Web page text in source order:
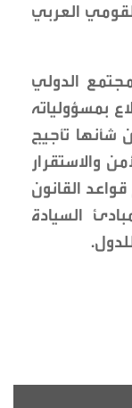
العربي
الدولي
بمسؤولياته
شأنها تأجيج
والاستقرار
القانون
السيادة